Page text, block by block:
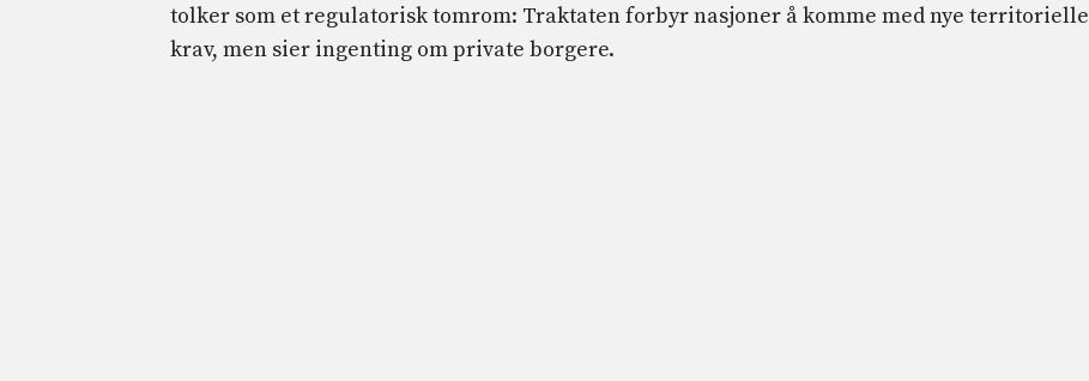
tolker som et regulatorisk tomrom: Traktaten forbyr nasjoner å komme med nye territorielle
krav, men sier ingenting om private borgere.